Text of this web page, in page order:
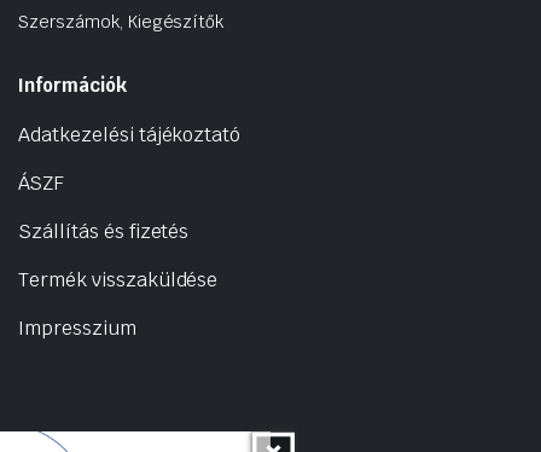
Szerszámok, Kiegészítők
Információk
Adatkezelési tájékoztató
ÁSZF
Szállítás és fizetés
Termék visszaküldése
Impresszium